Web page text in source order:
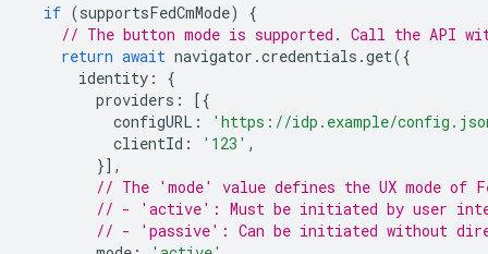
if (supportsFedCmMode)
{
// The button mode is supported. Call the API
return await navigator .credentials .get({
identity :
{
providers :
[{
configURL :
'https://idp.example/
clientId : '123' ,
}],
// The 'mode' value defines the UX mode of
// - 'active': Must be initiated by user
// - 'passive': Can be initiated without